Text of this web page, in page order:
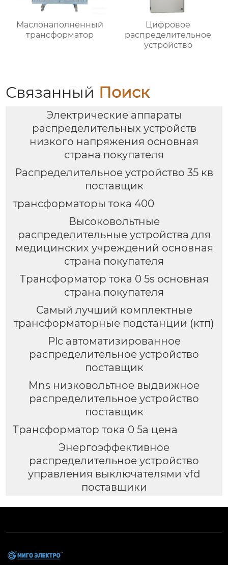
Маслонаполненный
трансформатор
Цифровое
распределительное
устройство
Связанный Поиск
Электрические аппараты
распределительных устройств
низкого напряжения основная
страна покупателя
Распределительное устройство 35 кв
поставщик
трансформаторы тока 400
Высоковольтные
распределительные устройства для
медицинских учреждений основная
страна покупателя
Трансформатор тока 0 5s основная
страна покупателя
Самый лучший комплектные
трансформаторные подстанции (ктп)
Plc автоматизированное
распределительное устройство
поставщик
Mns низковольтное выдвижное
распределительное устройство
поставщик
Трансформатор тока 0 5а цена
Энергоэффективное
распределительное устройство
управления выключателями vfd
поставщики